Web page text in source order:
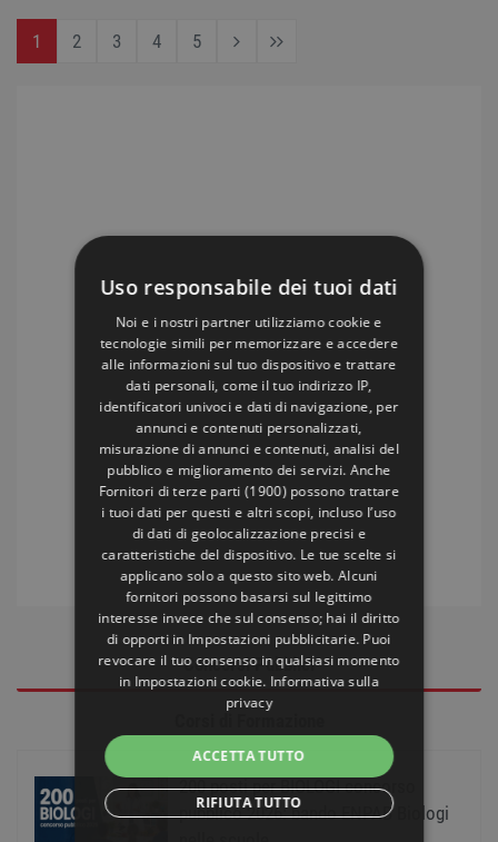
1 2 3 4 5
Concorsi Pubblici
200 posti per BIOLOGI concorso
pubblico 2026: bando ENPAB Biologi
Uso responsabile dei tuoi dati
Noi e i nostri partner utilizziamo cookie e
tecnologie simili per memorizzare e accedere
alle informazioni sul tuo dispositivo e trattare
dati personali, come il tuo indirizzo IP,
identificatori univoci e dati di navigazione, per
annunci e contenuti personalizzati,
misurazione di annunci e contenuti, analisi del
pubblico e miglioramento dei servizi. Anche
Fornitori di terze parti (1900) possono trattare
i tuoi dati per questi e altri scopi, incluso l’uso
di dati di geolocalizzazione precisi e
caratteristiche del dispositivo. Le tue scelte si
applicano solo a questo sito web. Alcuni
fornitori possono basarsi sul legittimo
interesse invece che sul consenso; hai il diritto
di opporti in Impostazioni pubblicitarie. Puoi
revocare il tuo consenso in qualsiasi momento
in Impostazioni cookie. Informativa sulla
privacy
ACCETTA TUTTO
RIFIUTA TUTTO